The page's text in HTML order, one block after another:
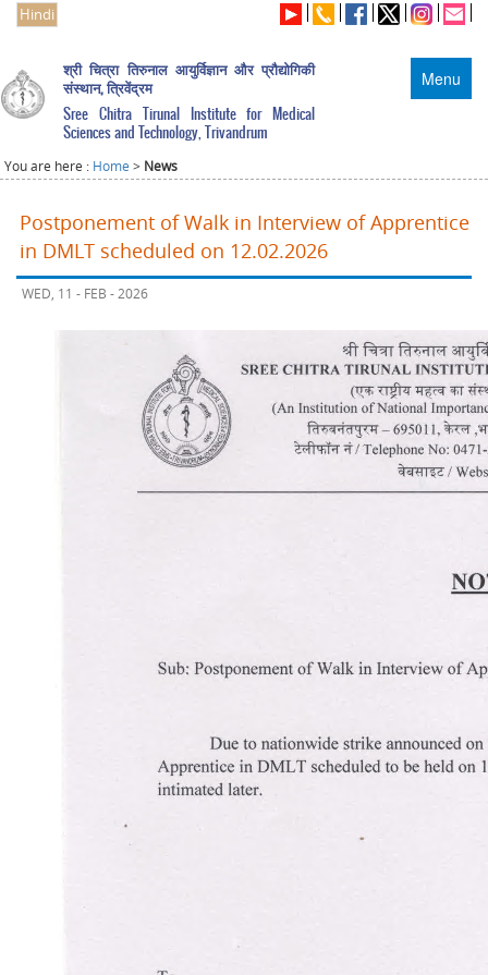
Hindi
Menu
श्री चित्रा तिरुनाल आयुर्विज्ञान और प्रौद्योगिकी
संस्थान, त्रिवेंद्रम
Sree Chitra Tirunal Institute for Medical
Sciences and Technology, Trivandrum
You are here : Home > News
Postponement of Walk in Interview of Apprentice
in DMLT scheduled on 12.02.2026
WED, 11 - FEB - 2026